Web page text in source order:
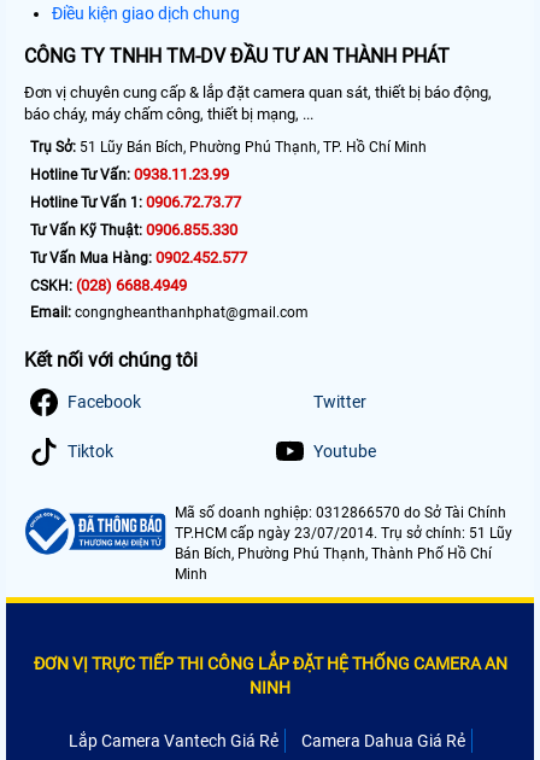
Điều kiện giao dịch chung
CÔNG TY TNHH TM-DV ĐẦU TƯ AN THÀNH PHÁT
Đơn vị chuyên cung cấp & lắp đặt camera quan sát, thiết bị báo động,
báo cháy, máy chấm công, thiết bị mạng, ...
Trụ Sở: 51 Lũy Bán Bích, Phường Phú Thạnh, TP. Hồ Chí Minh
Hotline Tư Vấn: 0938.11.23.99
Hotline Tư Vấn 1: 0906.72.73.77
Tư Vấn Kỹ Thuật: 0906.855.330
Tư Vấn Mua Hàng: 0902.452.577
CSKH: (028) 6688.4949
Email: congngheanthanhphat@gmail.com
Kết nối với chúng tôi
Facebook Twitter
Tiktok Youtube
Mã số doanh nghiệp: 0312866570 do Sở Tài Chính
TP.HCM cấp ngày 23/07/2014. Trụ sở chính: 51 Lũy
Bán Bích, Phường Phú Thạnh, Thành Phố Hồ Chí
Minh
ĐƠN VỊ TRỰC TIẾP THI CÔNG LẮP ĐẶT HỆ THỐNG CAMERA AN
NINH
Lắp Camera Vantech Giá Rẻ
Camera Dahua Giá Rẻ